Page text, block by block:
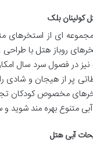
کولینان بلک
ای از استخرهای
روباز هتل با
در فصول سرد سال
پر از هیجان و شادی
مخصوص کودکان
آبی متنوع بهره مند
آبی هتل